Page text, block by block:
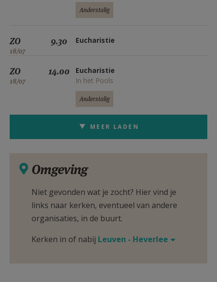
Anderstalig
ZO
18/07
9.30 Eucharistie
ZO
18/07
14.00
Eucharistie
In het Pools
Anderstalig
MEER LADEN
Omgeving
Niet gevonden wat je zocht? Hier vind je
links naar kerken, eventueel van andere
organisaties, in de buurt.
Kerken in of nabij Leuven - Heverlee